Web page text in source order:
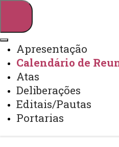
Webmail Sistemas
Apresentação
Calendário de
Atas
Deliberações
Editais/Pautas
Portarias